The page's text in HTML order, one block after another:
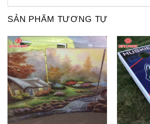
SẢN PHẨM TƯƠNG TỰ